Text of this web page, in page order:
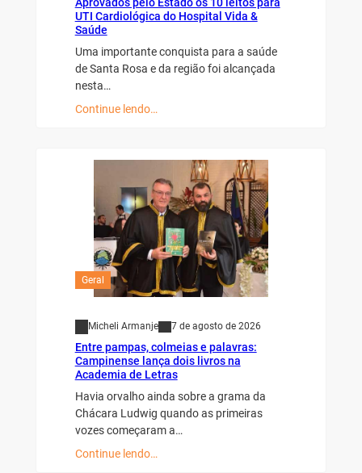
UTI Cardiológica do Hospital Vida &
Saúde
de Santa Rosa e da região foi alcançada
Geral
Micheli Armanje
Entre pampas, colmeias e palavras:
Campinense lança dois livros na
Academia de Letras
Chácara Ludwig quando as primeiras
vozes começaram a…